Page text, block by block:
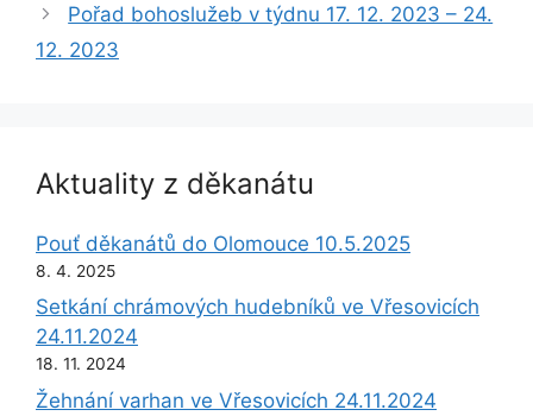
Pořad bohoslužeb v týdnu 17. 12. 2023 – 24.
12. 2023
Aktuality z děkanátu
Pouť děkanátů do Olomouce 10.5.2025
8. 4. 2025
Setkání chrámových hudebníků ve Vřesovicích
24.11.2024
18. 11. 2024
Žehnání varhan ve Vřesovicích 24.11.2024